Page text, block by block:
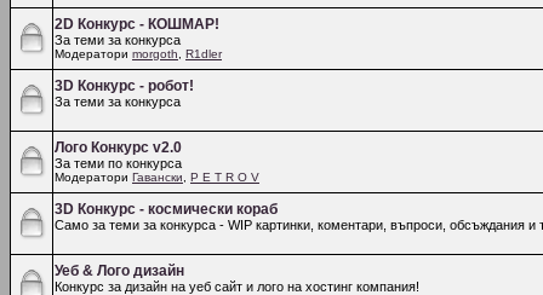
2D Конкурс - КОШМАР!
За теми за конкурса
Модератори morgoth R1dler
3D Конкурс - робот!
За теми за конкурса
Лого Конкурс v2.0
За теми по конкурса
Модератори Гавански P E T R O V
3D Конкурс - космически кораб
Само за теми за конкурса - WIP картинки, коментари, въпроси, обсъждания и
Уеб & Лого дизайн
Конкурс за дизайн на уеб сайт и лого на хостинг компания!